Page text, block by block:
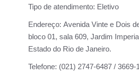
Tipo de atendimento: Eletivo
Endereço: Avenida Vinte e Dois
bloco 01, sala 609, Jardim
Estado do Rio de Janeiro.
Telefone: (021) 2747-6487 / 3669-